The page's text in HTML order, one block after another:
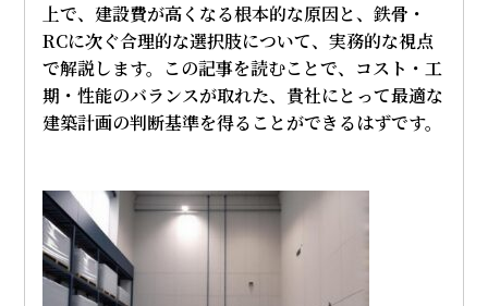
上で、建設費が高くなる根本的な原因と、鉄骨・
RCに次ぐ合理的な選択肢について、実務的な視点
で解説します。この記事を読むことで、コスト・工
期・性能のバランスが取れた、貴社にとって最適な
建築計画の判断基準を得ることができるはずです。